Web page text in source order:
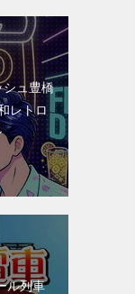
シュ豊橋
レトロ
ル列車